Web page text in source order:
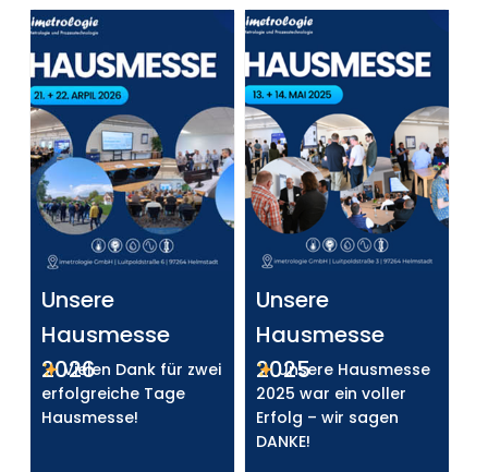
Unsere
Hausmesse
2026
Vielen Dank für zwei
erfolgreiche Tage
Hausmesse!
Unsere
Hausmesse
2025
Unsere Hausmesse
2025 war ein voller
Erfolg – wir sagen
DANKE!